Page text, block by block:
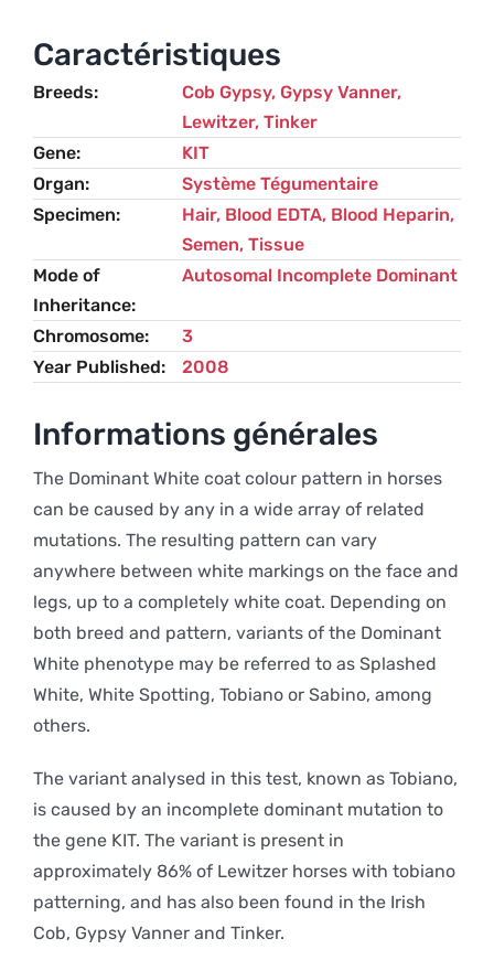
robe
Tobiano
Caractéristiques
Breeds Cob Gypsy, Gypsy Vanner,
Lewitzer, Tinker
Gene
KIT
Organ
Système Tégumentaire
Specimen
Hair, Blood EDTA, Blood Heparin,
Semen, Tissue
Mode of
Inheritance
Autosomal Incomplete Dominant
Chromosome
3
Year Published
2008
Informations générales
The Dominant White coat colour pattern in horses
can be caused by any in a wide array of related
mutations. The resulting pattern can vary
anywhere between white markings on the face and
legs, up to a completely white coat. Depending on
both breed and pattern, variants of the Dominant
White phenotype may be referred to as Splashed
White, White Spotting, Tobiano or Sabino, among
others.
The variant analysed in this test, known as Tobiano,
is caused by an incomplete dominant mutation to
the gene KIT. The variant is present in
approximately 86% of Lewitzer horses with tobiano
patterning, and has also been found in the Irish
Cob, Gypsy Vanner and Tinker.